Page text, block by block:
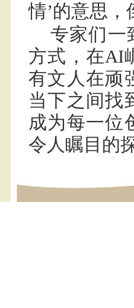
情’的意思
专家们一
方式，在AI
有文人在顽
当下之间找
成为每一位
令人瞩目的